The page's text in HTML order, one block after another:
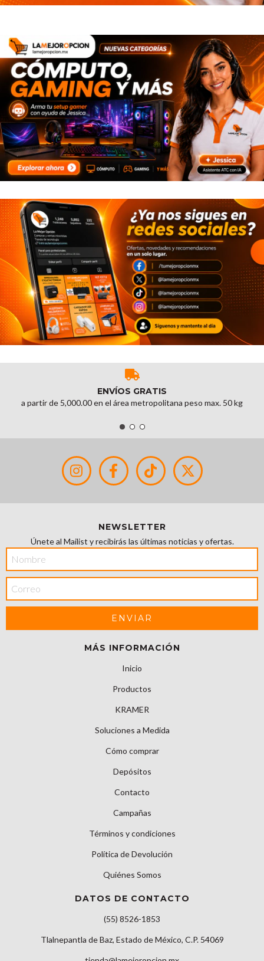
ENVÍOS GRATIS
a partir de 5,000.00 en el área metropolitana peso max. 50 kg
NEWSLETTER
Únete al Mailist y recibirás las últimas noticias y ofertas.
MÁS INFORMACIÓN
Inicio
Productos
KRAMER
Soluciones a Medida
Cómo comprar
Depósitos
Contacto
Campañas
Términos y condiciones
Política de Devolución
Quiénes Somos
DATOS DE CONTACTO
(55) 8526-1853
Tlalnepantla de Baz, Estado de México, C.P. 54069